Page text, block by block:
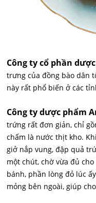
Công ty cổ phần
trưng của đồng bào dân
này rất phổ biến ở các
Công ty dược phẩm
trứng rất đơn giản, chỉ
chấm là nước thịt kho.
giở nắp vung, đập quả
một chút, chờ vừa đủ
bánh, phần lòng đỏ lúc
mỏng bên ngoài, giúp